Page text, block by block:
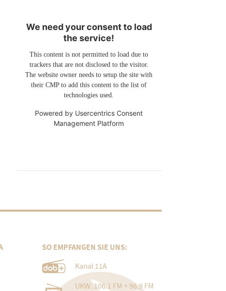
We need your consent to load
the service!
This content is not permitted to load due to
trackers that are not disclosed to the visitor.
The website owner needs to setup the site with
their CMP to add this content to the list of
technologies used.
Powered by Usercentrics Consent
Management Platform
SO EMPFANGEN SIE UNS:
Kanal 11A
UKW: 106.1 FM + 96.9 FM